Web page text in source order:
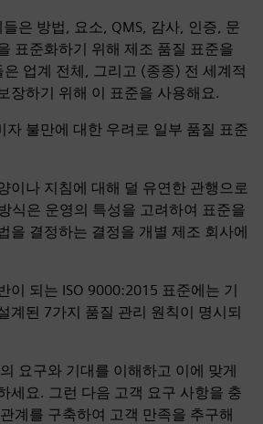
은 방법, 요소, QMS, 감사, 인증, 문
표준화하기 위해 제조 품질 표준을
업계 전체, 그리고 (종종) 전 세계적
장하기 위해 이 표준을 사용해요.
자 불만에 대한 우려로 일부 품질 표준
이나 지침에 대해 덜 유연한 관행으로
식은 운영의 특성을 고려하여 표준을
을 결정하는 결정을 개별 제조 회사에
이 되는 ISO 9000:2015 표준에는 기
계된 7가지 품질 관리 원칙이 명시되
요구와 기대를 이해하고 이에 맞게
세요. 그런 다음 고객 요구 사항을 충
계를 구축하여 고객 만족을 추구해